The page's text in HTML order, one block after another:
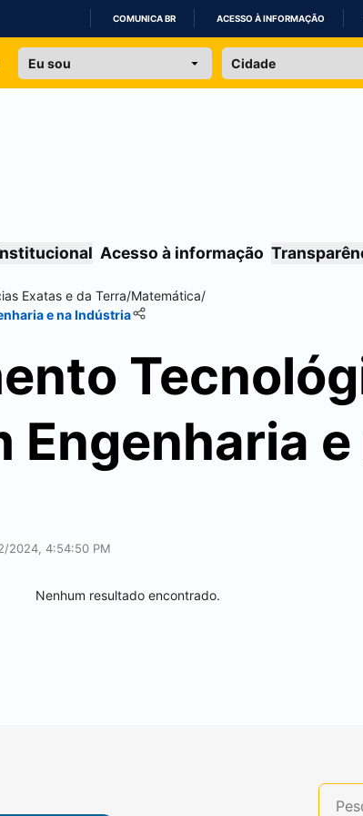
IR
COMUNICA BR ACESSO À INFORMAÇÃO
Acesso à informação
Exatas e da Terra/Matemática/
e na Indústria
e
2024, 4:54:50 PM
Nenhum resultado encontrado.